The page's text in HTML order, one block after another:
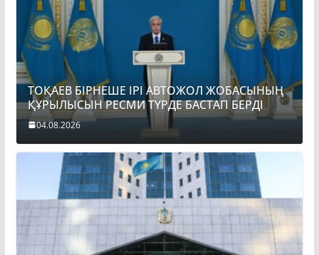
ТОҚАЕВ БІРНЕШЕ ІРІ АВТОЖОЛ ЖОБАСЫНЫҢ
ҚҰРЫЛЫСЫН РЕСМИ ТҮРДЕ БАСТАП БЕРДІ
04.08.2026